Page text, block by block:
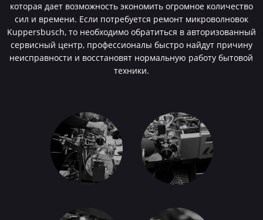
которая дает возможность экономить огромное количество
сил и времени. Если потребуется ремонт микроволновок
Kuppersbusch, то необходимо обратиться в авторизованный
сервисный центр, профессионалы быстро найдут причину
неисправности и восстановят нормальную работу бытовой
техники.